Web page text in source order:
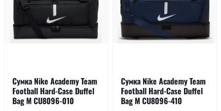
Сумка Nike Academy Team
Football Hard-Case Duffel
Bag M CU8096-010
Сумка Nike Academy Team
Football Hard-Case Duffel
Bag M CU8096-410